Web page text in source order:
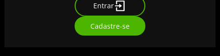
Entrar
Cadastre-se